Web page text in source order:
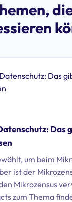
Das
um beim
ist der
Mikrozensus
zum Thema